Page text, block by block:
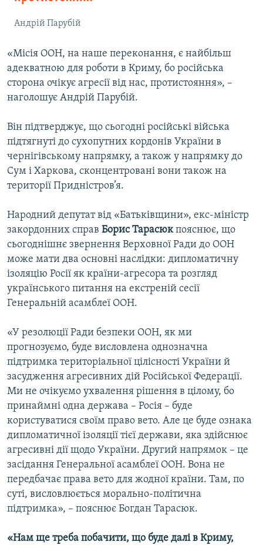
Андрій Парубій
«Місія ООН, на наше переконання, є найбільш
адекватною для роботи в Криму, бо російська
сторона очікує агресії від нас, протистояння», –
наголошує Андрій Парубій.
Він підтверджує, що сьогодні російські війська
підтягнуті до сухопутних кордонів України в
чернігівському напрямку, а також у напрямку до
Сум і Харкова, сконцентровані вони також на
території Придністров’я.
Народний депутат від «Батьківщини», екс-міністр
закордонних справ Борис Тарасюкпояснює, що
сьогоднішнє звернення Верховної Ради до ООН
може мати два основні наслідки: дипломатичну
ізоляцію Росії як країни-агресора та розгляд
українського питання на екстреній сесії
Генеральній асамблеї ООН.
«У резолюції Ради безпеки ООН, як ми
прогнозуємо, буде висловлена однозначна
підтримка територіальної цілісності України й
засудження агресивних дій Російської Федерації.
Ми не очікуємо ухвалення рішення в цілому, бо
принаймні одна держава – Росія – буде
користуватися своїм право вето. Але це буде ознака
дипломатичної ізоляції тієї держави, яка здійснює
агресивні дії щодо України. Другий напрямок – це
засідання Генеральної асамблеї ООН. Вона не
передбачає права вето для жодної країни. Там, по
суті, висловлюється морально-політична
підтримка», – пояснює Богдан Тарасюк.
«Нам ще треба побачити, що буде далі в Криму,